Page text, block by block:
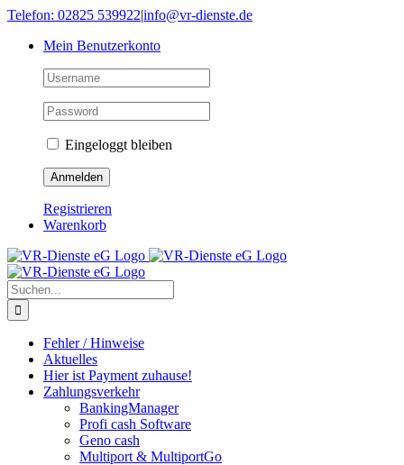
Skip
content
Telefon: 02825 539922|info@vr-dienste.de
Mein Benutzerkonto
Eingeloggt bleiben
Registrieren
Warenkorb
Suche
nach:
Fehler / Hinweise
Aktuelles
Hier ist Payment zuhause!
Zahlungsverkehr
BankingManager
Profi cash Software
Geno cash
Multiport & MultiportGo